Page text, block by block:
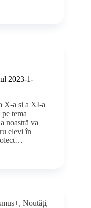
2023-1-
X-a și a XI-a.
tema
noastră va
elevi în
, Noutăți,